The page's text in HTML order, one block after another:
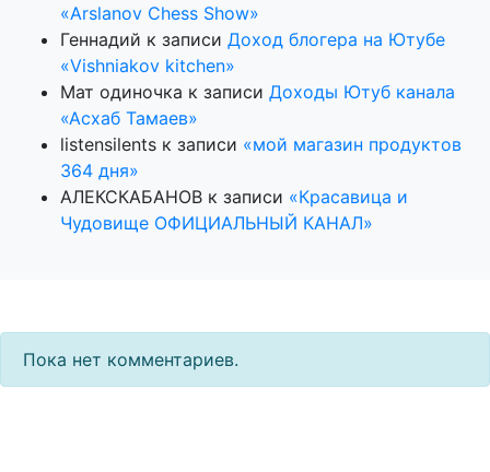
«Arslanov Chess Show»
Геннадий к записи Доход блогера на Ютубе
«Vishniakov kitchen»
Мат одиночка к записи Доходы Ютуб канала
«Асхаб Тамаев»
listensilents к записи «мой магазин продуктов
364 дня»
АЛЕКСКАБАНОВ к записи «Красавица и
Чудовище ОФИЦИАЛЬНЫЙ КАНАЛ»
Пока нет комментариев.